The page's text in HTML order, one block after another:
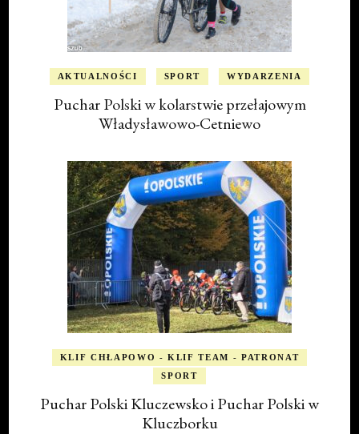
AKTUALNOŚCI SPORT WYDARZENIA
Puchar Polski w kolarstwie przełajowym
Władysławowo-Cetniewo
KLIF CHŁAPOWO - KLIF TEAM - PATRONAT
SPORT
Puchar Polski Kluczewsko i Puchar Polski w
Kluczborku